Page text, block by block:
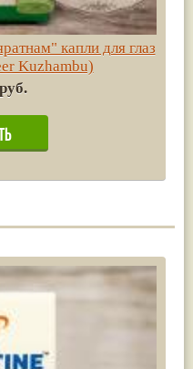
капли для глаз
Kuzhambu)